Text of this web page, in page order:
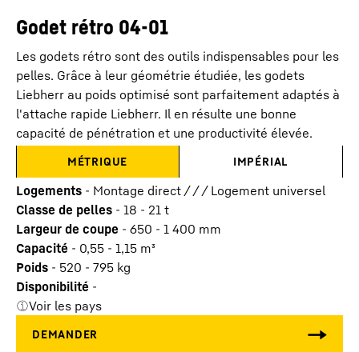
Godet rétro 04-01
Les godets rétro sont des outils indispensables pour les
pelles. Grâce à leur géométrie étudiée, les godets
Liebherr au poids optimisé sont parfaitement adaptés à
l'attache rapide Liebherr. Il en résulte une bonne
capacité de pénétration et une productivité élevée.
MÉTRIQUE IMPÉRIAL
Logements - Montage direct / / / Logement universel
Classe de pelles - 18 - 21 t
Largeur de coupe - 650 - 1 400 mm
Capacité - 0,55 - 1,15 m³
Poids - 520 - 795 kg
Disponibilité -
Voir les pays